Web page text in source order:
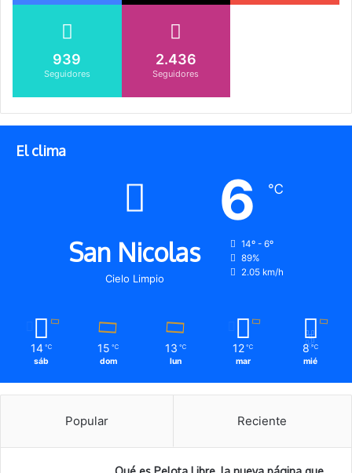
939
Seguidores
2.436
Seguidores
El clima
San Nicolas
Cielo Limpio
6 ℃
14º - 6º
89%
2.05 km/h
14 ℃
sáb
15 ℃
dom
13 ℃
lun
12 ℃
mar
8 ℃
mié
Popular Reciente